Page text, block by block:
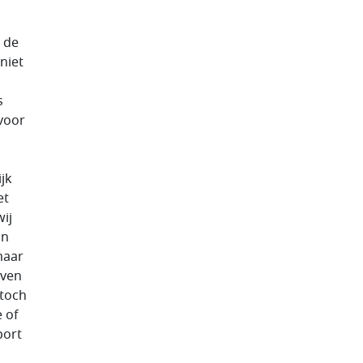
in the pub conform die verordening daarop worden aangepakt daar ziet u de chick een heleboel mitsen en maren in he in een van de mixen maar is dit gaat niet over de rechtsstaat in de brede zin dit gaat over de rechtsstaat in de context van lyme even zeggen de europese financiën dus als wij bang zouden zijn dat wij met ons toeslagen affaire daarop zouden kunnen